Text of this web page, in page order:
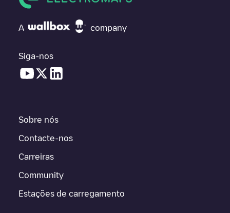
A company
Siga-nos
Sobre nós
Contacte-nos
Carreiras
Community
Estações de carregamento